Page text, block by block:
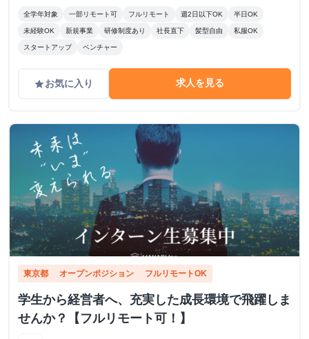
全学年対象 一部リモート可 フルリモート 週2日以下OK 半日OK
未経験OK 新規事業 研修制度あり 社長直下 髪型自由 私服OK
スタートアップ ベンチャー
gradeお気に入り 求人を見る
東京都 オープンポジション フルリモートOK
学生から経営者へ、充実した成長環境で飛躍しま
せんか？【フルリモート可！】